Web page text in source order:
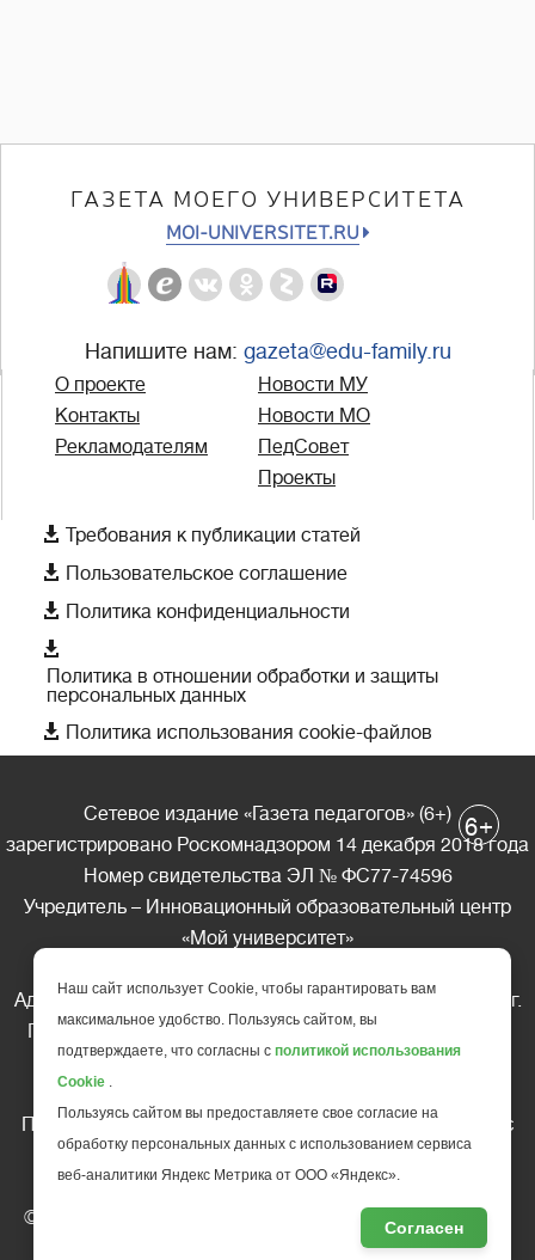
ГАЗЕТА МОЕГО УНИВЕРСИТЕТА
MOI-UNIVERSITET.RU
Напишите нам: gazeta@edu-family.ru
О проекте
Контакты
Рекламодателям
Новости МУ
Новости МО
ПедСовет
Проекты
 Требования к публикации статей
 Пользовательское соглашение
 Политика конфиденциальности

Политика в отношении обработки и защиты
персональных данных
 Политика использования cookie-файлов
Сетевое издание «Газета педагогов» (6+)
зарегистрировано Роскомнадзором 14 декабря 2018 года
Номер свидетельства ЭЛ № ФС77-74596
Учредитель – Инновационный образовательный центр
«Мой университет»
Адрес редакции: 185035 Россия, Республика Карелия, г.
Петрозаводск, ул. Фридриха Энгельса д.10, офис 211
Телефон редакции: +7 (499) 685-10-45
Перепечатка материалов газеты допускается только c
письменного разрешения редакции
Ссылка на «Газету педагогов» обязательна.
© АНО ДПО "Инновационный образовательный центр
повышения квалификации и переподготовки "Мой
6+
Наш сайт использует Cookie, чтобы гарантировать вам
максимальное удобство. Пользуясь сайтом, вы
подтверждаете, что согласны с политикой использования
Cookie .
Пользуясь сайтом вы предоставляете свое согласие на
обработку персональных данных с использованием сервиса
веб-аналитики Яндекс Метрика от ООО «Яндекс».
Согласен